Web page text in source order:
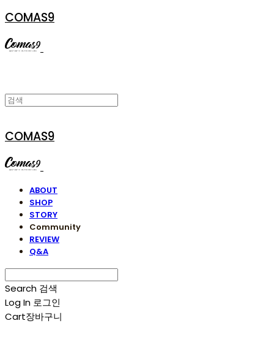
COMAS9
COMAS9
ABOUT
SHOP
STORY
Community
REVIEW
Q&A
Search 검색
Log In 로그인
Cart장바구니